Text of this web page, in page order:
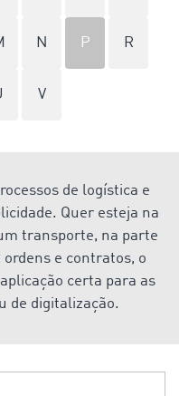
N P R
V
de logística e
Quer esteja na
transporte, na parte
ordens e contratos, o
certa para as
de digitalização.